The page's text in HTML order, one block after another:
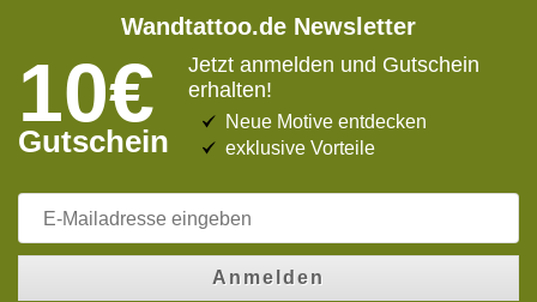
Wandtattoo.de Newsletter
10€
Gutschein
Jetzt anmelden und Gutschein
erhalten!
Neue Motive entdecken
exklusive Vorteile
Anmelden